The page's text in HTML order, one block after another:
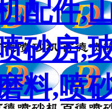
配件,
砂房,
料,喷